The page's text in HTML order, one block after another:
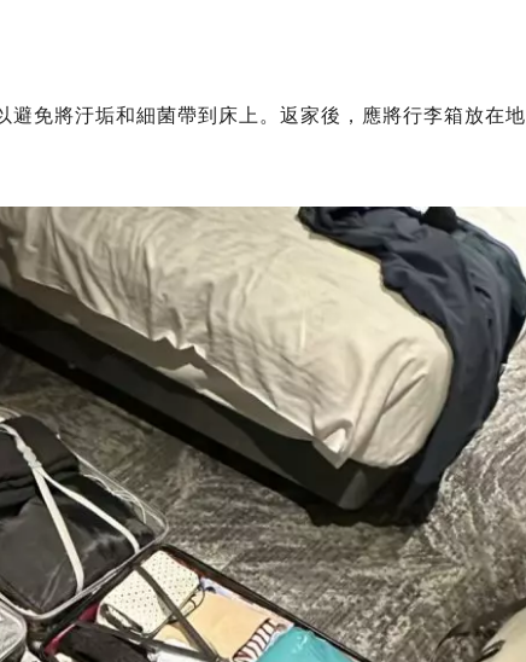
避免將汙垢和細菌帶到床上。返家後，應將行李箱放在地